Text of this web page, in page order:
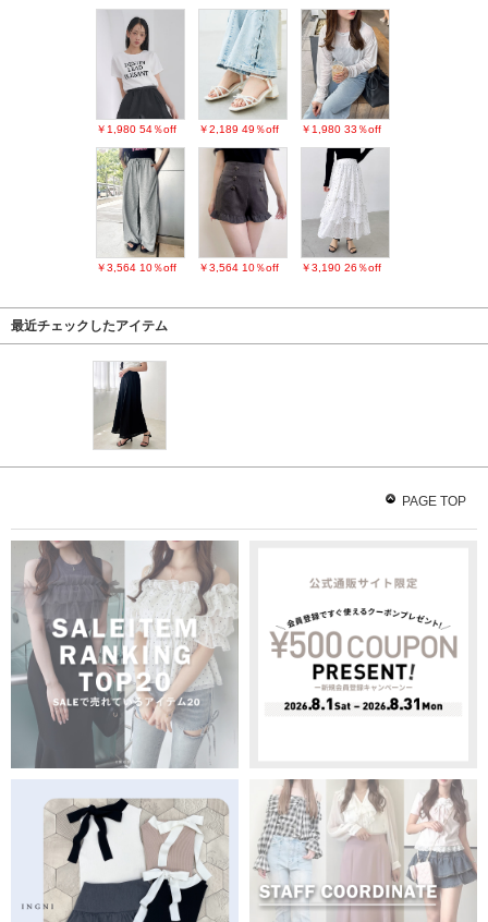
￥1,980 54％off ￥2,189 49％off ￥1,980 33％off
￥3,564 10％off ￥3,564 10％off ￥3,190 26％off
最近チェックしたアイテム
PAGE TOP